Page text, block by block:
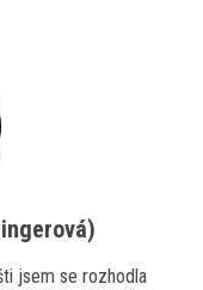
jsem se rozhodla